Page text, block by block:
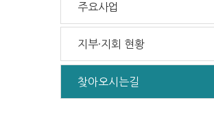
주요사업
지부·지회 현황
찾아오시는길